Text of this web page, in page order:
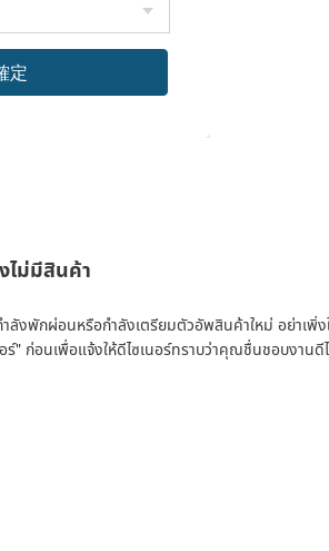
ไม่มีสินค้า
ำลังพักผ่อนหรือกำลังเตรียมตัวอัพสินค้าใหม่ อย่าเพิ่ง
ร์" ก่อนเพื่อแจ้งให้ดีไซเนอร์ทราบว่าคุณชื่นชอบงานดี
定